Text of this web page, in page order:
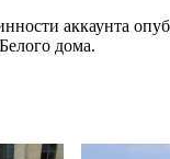
аккаунта
дома.